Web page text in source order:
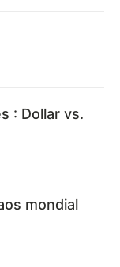
: Dollar vs.
mondial